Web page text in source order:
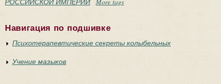
Навигация по подшивке
Психотерапевтические секреты колыбельных
Учение мазыков